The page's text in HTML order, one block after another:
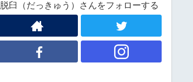
脱臼（だっきゅう）さんをフォローする